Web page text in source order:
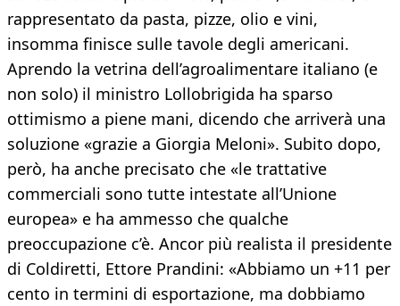
rappresentato da pasta, pizze, olio e vini,
insomma finisce sulle tavole degli americani.
Aprendo la vetrina dell’agroalimentare italiano (e
non solo) il ministro Lollobrigida ha sparso
ottimismo a piene mani, dicendo che arriverà una
soluzione «grazie a Giorgia Meloni». Subito dopo,
però, ha anche precisato che «le trattative
commerciali sono tutte intestate all’Unione
europea» e ha ammesso che qualche
preoccupazione c’è. Ancor più realista il presidente
di Coldiretti, Ettore Prandini: «Abbiamo un +11 per
cento in termini di esportazione, ma dobbiamo